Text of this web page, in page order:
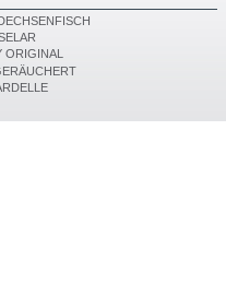
ORIGINAL